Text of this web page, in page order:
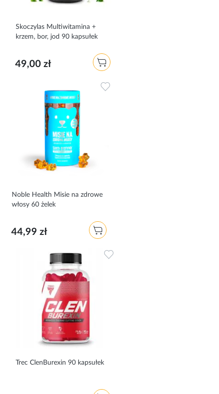
Skoczylas Multiwitamina +
krzem, bor, jod 90 kapsułek
49,00 zł
Noble Health Misie na zdrowe
włosy 60 żelek
44,99 zł
Dodaj do ulubionych
Trec ClenBurexin 90 kapsułek